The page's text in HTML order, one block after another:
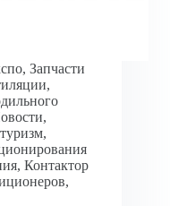
, Запчасти
,
туризм,
, Контактор
,